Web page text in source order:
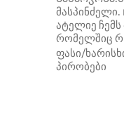
მასპინძელი.
ატელიე ჩემს
რომელშიც
ულამაზეს
მდებარეობს. Ჟყოპსდყრ მთ ვ
ფასი/
პირობები